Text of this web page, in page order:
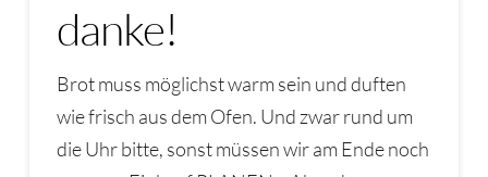
danke!
Brot muss möglichst warm sein und duften
wie frisch aus dem Ofen. Und zwar rund um
die Uhr bitte, sonst müssen wir am Ende noch